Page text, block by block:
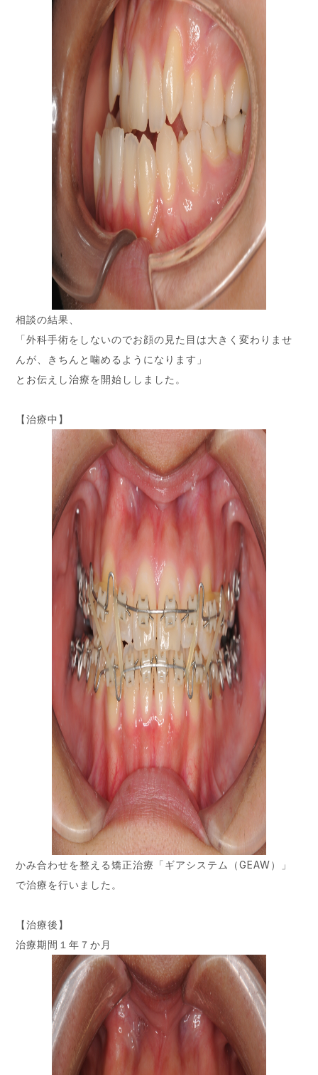
相談の結果、
「外科手術をしないのでお顔の見た目は大きく変わりませ
んが、きちんと噛めるようになります」
とお伝えし治療を開始ししました。
【治療中】
かみ合わせを整える矯正治療「ギアシステム（GEAW）」
で治療を行いました。
【治療後】
治療期間１年７か月